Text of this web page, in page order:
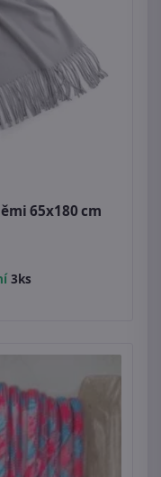
65x180 cm
3ks